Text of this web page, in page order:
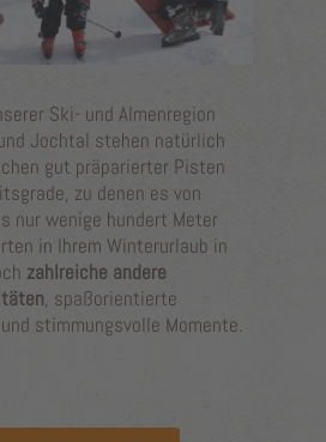
Ski- und Almenregion
Jochtal stehen natürlich
gut präparierter Pisten
zu denen es von
nur wenige hundert Meter
in Ihrem Winterurlaub in
zahlreiche andere
, spaßorientierte
stimmungsvolle Momente.